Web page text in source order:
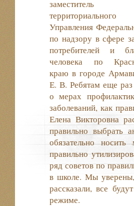
заместитель
Управления
по надзору в сфере
потребителей и
человека по
краю в городе
Е. В. Ребятам еще
о мерах
заболеваний, как
Елена Викторовна
правильно выбрать
обязательно
правильно
ряд советов по
в школе. Мы
рассказали, все
режиме.